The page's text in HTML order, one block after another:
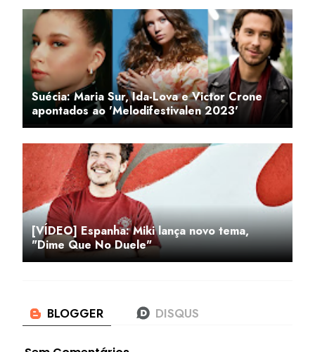
Suécia: Maria Sur, Ida-Lova e Victor Crone
apontados ao 'Melodifestivalen 2023'
[VÍDEO] Espanha: Miki lança novo tema,
"Dime Que No Duele"